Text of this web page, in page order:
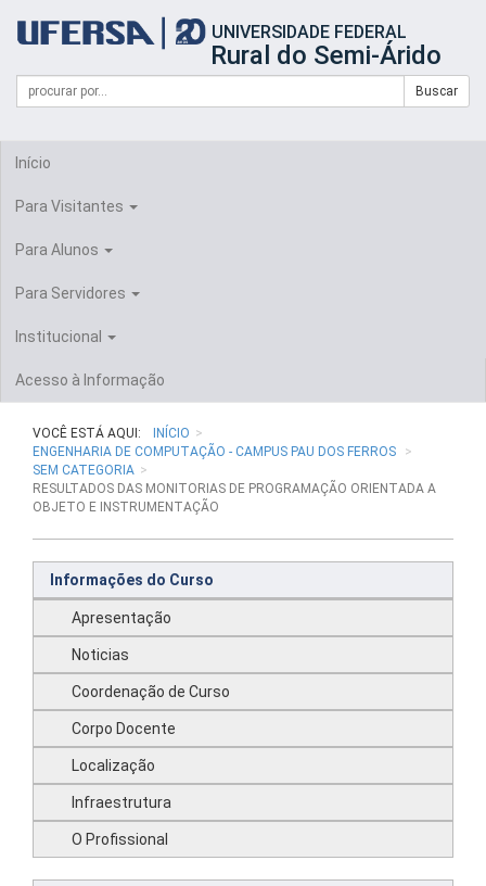
portal
UFERSA
UNIVERSIDADE FEDERAL
Rural do Semi-Árido
Formulário
Busca
Campo
de
Buscar
Início
Para Visitantes
Para Alunos
Para Servidores
Institucional
Acesso à Informação
VOCÊ ESTÁ AQUI:
INÍCIO
ENGENHARIA DE COMPUTAÇÃO - CAMPUS PAU DOS FERROS
SEM CATEGORIA
RESULTADOS DAS MONITORIAS DE PROGRAMAÇÃO ORIENTADA A
OBJETO E INSTRUMENTAÇÃO
Informações do Curso
Apresentação
Noticias
Coordenação de Curso
Corpo Docente
Localização
Infraestrutura
O Profissional